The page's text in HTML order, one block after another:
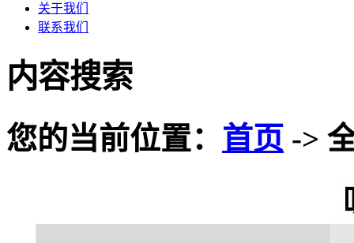
关于我们
联系我们
内容搜索
您的当前位置： 首页 ->